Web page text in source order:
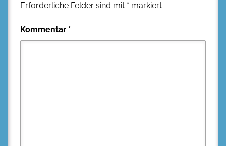
Erforderliche Felder sind mit * markiert
Kommentar *